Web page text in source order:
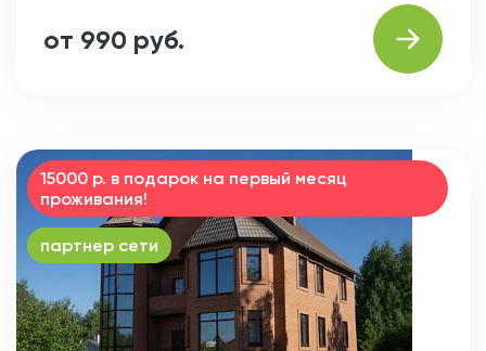
от 990 руб.
15000 р. в подарок на первый месяц
проживания!
партнер сети